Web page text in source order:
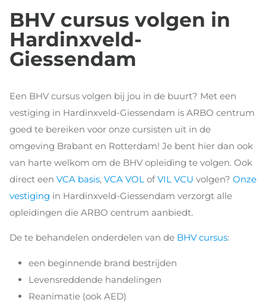
BHV cursus volgen in
Hardinxveld-
Giessendam
Een BHV cursus volgen bij jou in de buurt? Met een
vestiging in Hardinxveld-Giessendam is ARBO centrum
goed te bereiken voor onze cursisten uit in de
omgeving Brabant en Rotterdam! Je bent hier dan ook
van harte welkom om de BHV opleiding te volgen. Ook
direct een VCA basis, VCA VOL ofVIL VCU volgen? Onze
vestiging in Hardinxveld-Giessendam verzorgt alle
opleidingen die ARBO centrum aanbiedt.
De te behandelen onderdelen van de BHV cursus:
een beginnende brand bestrijden
Levensreddende handelingen
Reanimatie (ook AED)